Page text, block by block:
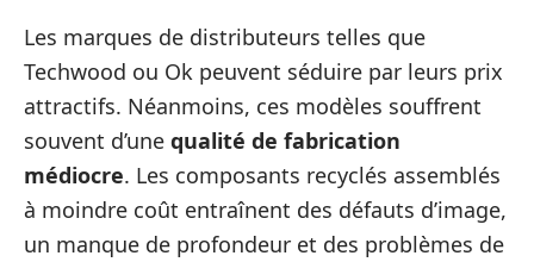
Les marques de distributeurs telles que
Techwood ou Ok peuvent séduire par leurs prix
attractifs. Néanmoins, ces modèles souffrent
souvent d’une qualité de fabrication
médiocre. Les composants recyclés assemblés
à moindre coût entraînent des défauts d’image,
un manque de profondeur et des problèmes de